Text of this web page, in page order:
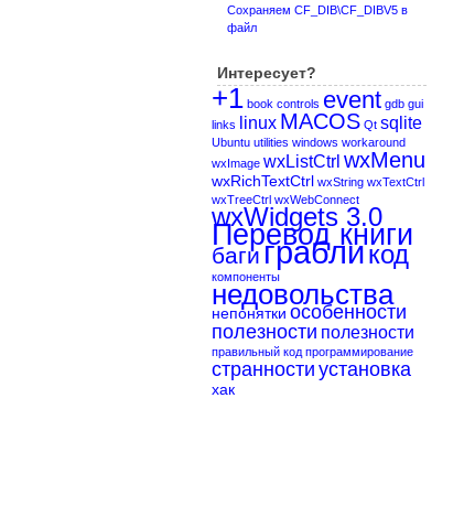
Сохраняем CF_DIB\CF_DIBV5 в
файл
Интересует?
+1 book controls event gdb gui
links linux MACOS Qt sqlite
Ubuntu utilities windows workaround
wxImage wxListCtrl wxMenu
wxRichTextCtrl wxString wxTextCtrl
wxTreeCtrl wxWebConnect
wxWidgets 3.0
Перевод книги
багиграбликод
компоненты
недовольства
непонятки особенности
полезности полезности
правильный код программирование
странностиустановка
хак